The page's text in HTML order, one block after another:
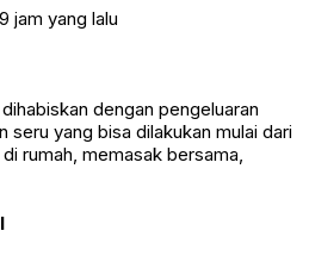
jam yang lalu
dengan pengeluaran
seru yang bisa dilakukan mulai dari
rumah, memasak bersama,